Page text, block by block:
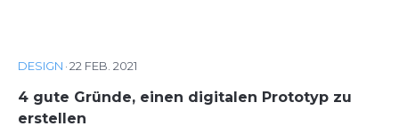
DESIGN ·22 FEB. 2021
4 gute Gründe, einen digitalen Prototyp zu
erstellen